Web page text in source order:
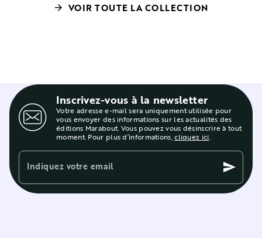
arrow_forward VOIR TOUTE LA COLLECTION
Inscrivez-vous à la newsletter
Votre adresse e-mail sera uniquement utilisée pour
vous envoyer des informations sur les actualités des
éditions Marabout. Vous pouvez vous désinscrire à tout
moment. Pour plus d’informations,cliquez ici.
Indiquez votre email send